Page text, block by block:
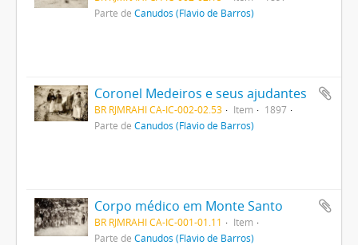
Parte de Canudos (Flávio de Barros)
Coronel Medeiros e seus ajudantes
BR RJMRAHI CA-IC-002-02.53 Item
1897
Parte de Canudos (Flávio de Barros)
Corpo médico em Monte Santo
BR RJMRAHI CA-IC-001-01.11
Item
Parte de Canudos (Flávio de Barros)